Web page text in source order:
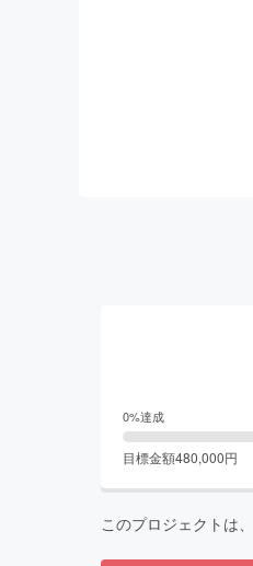
0%達成
目標金額480,000円
このプロジェクトは、